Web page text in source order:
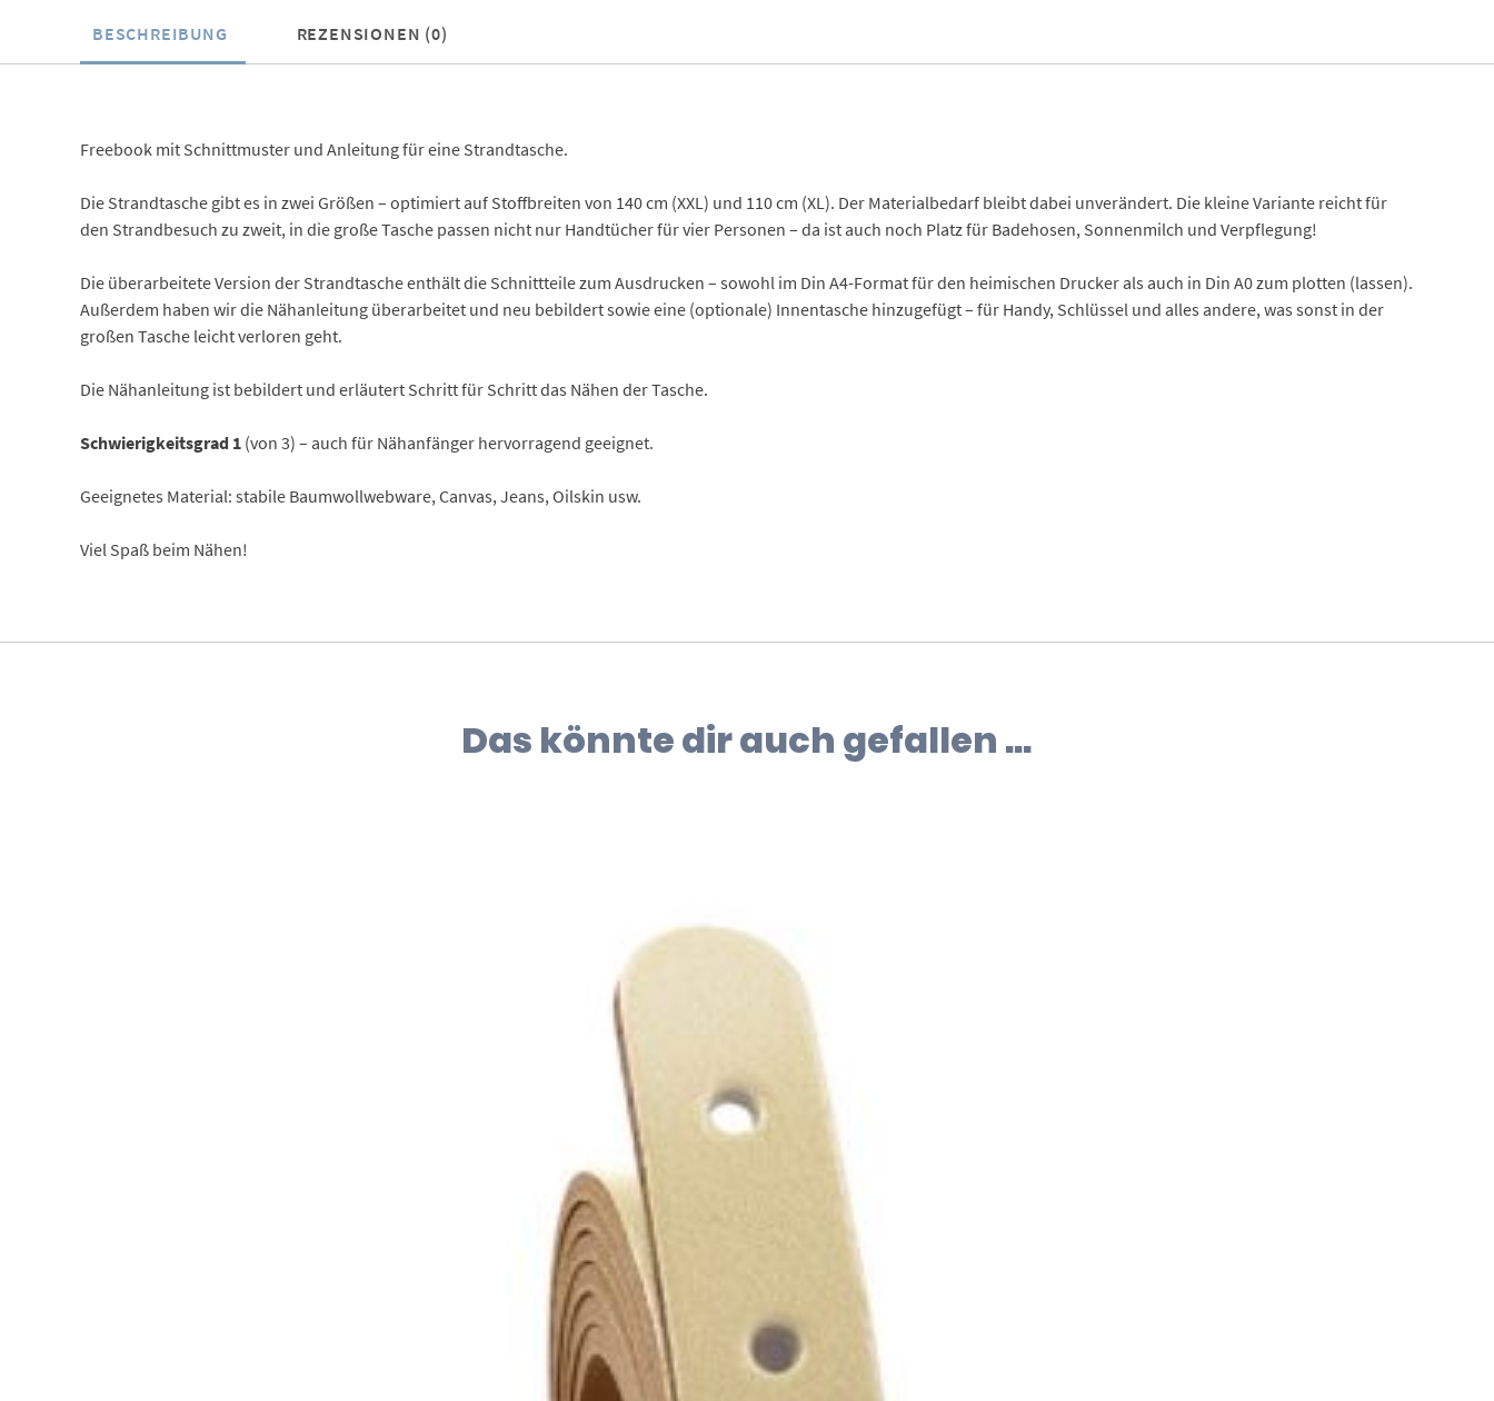
BESCHREIBUNG REZENSIONEN (0)
Freebook mit Schnittmuster und Anleitung für eine Strandtasche.
Die Strandtasche gibt es in zwei Größen – optimiert auf Stoffbreiten von 140 cm (XXL) und 110 cm (XL). Der Materialbedarf bleibt dabei unverändert. Die kleine Variante reicht für
den Strandbesuch zu zweit, in die große Tasche passen nicht nur Handtücher für vier Personen – da ist auch noch Platz für Badehosen, Sonnenmilch und Verpflegung!
Die überarbeitete Version der Strandtasche enthält die Schnittteile zum Ausdrucken – sowohl im Din A4-Format für den heimischen Drucker als auch in Din A0 zum plotten (lassen).
Außerdem haben wir die Nähanleitung überarbeitet und neu bebildert sowie eine (optionale) Innentasche hinzugefügt – für Handy, Schlüssel und alles andere, was sonst in der
großen Tasche leicht verloren geht.
Die Nähanleitung ist bebildert und erläutert Schritt für Schritt das Nähen der Tasche.
Schwierigkeitsgrad 1(von 3) – auch für Nähanfänger hervorragend geeignet.
Geeignetes Material: stabile Baumwollwebware, Canvas, Jeans, Oilskin usw.
Viel Spaß beim Nähen!
Das könnte dir auch gefallen …